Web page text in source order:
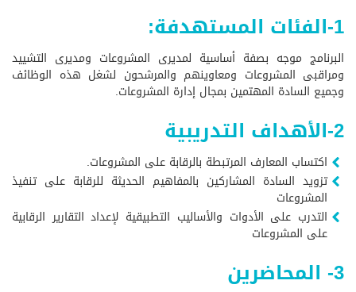
1-الفئات المستهدفة:
البرنامج موجه بصفة أساسية لمديرى المشروعات ومديرى التشييد
ومراقبى المشروعات ومعاوينهم والمرشحون لشغل هذه الوظائف
وجميع السادة المهتمين بمجال إدارة المشروعات.
2-الأهداف التدريبية
اكتساب المعارف المرتبطة بالرقابة على المشروعات.
تزويد السادة المشاركين بالمفاهيم الحديثة للرقابة على تنفيذ
المشروعات
التدرب على الأدوات والأساليب التطبيقية لإعداد التقارير الرقابية
على المشروعات
3- المحاضرين